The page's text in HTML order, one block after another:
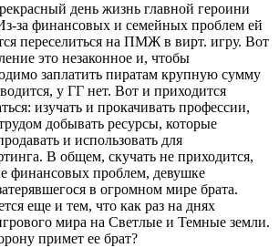
день жизнь главной героини
за финансовых и семейных проблем ей
переселиться на ПМЖ в вирт. игру. Вот
это незаконное и, чтобы
заплатить пиратам крупную сумму
у ГГ нет. Вот и приходится
изучать и прокачивать профессии,
добывать ресурсы, которые
и использовать для
В общем, скучать не приходится,
финансовых проблем, девушке
в огромном мире брата.
еще и тем, что как раз на днях
мира на Светлые и Темные земли.
примет ее брат?